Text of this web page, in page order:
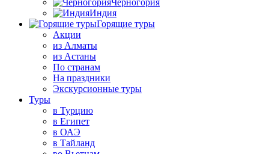
Черногория
Индия
Горящие туры
Акции
из Алматы
из Астаны
По странам
На праздники
Экскурсионные туры
Туры
в Турцию
в Египет
в ОАЭ
в Тайланд